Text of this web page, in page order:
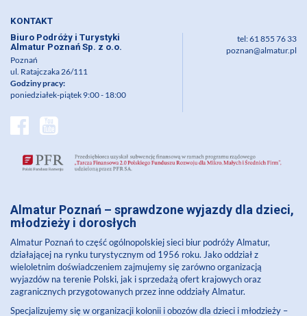
KONTAKT
Biuro Podróży i Turystyki
Almatur Poznań Sp. z o.o.
Poznań
ul. Ratajczaka 26/111
Godziny pracy:
poniedziałek-piątek 9:00 - 18:00
tel: 61 855 76 33
poznan@almatur.pl
Almatur Poznań – sprawdzone wyjazdy dla dzieci,
młodzieży i dorosłych
Almatur Poznańto część ogólnopolskiej sieci biur podróży Almatur,
działającej na rynku turystycznym od 1956 roku. Jako oddział z
wieloletnim doświadczeniem zajmujemy się zarówno organizacją
wyjazdów na terenie Polski, jak i sprzedażą ofert krajowych oraz
zagranicznych przygotowanych przez inne oddziały Almatur.
Specjalizujemy się w organizacji kolonii i obozów dla dzieci i młodzieży –